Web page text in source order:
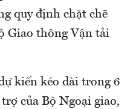
quy định chặt chẽ
Giao thông Vận tải
kiến kéo dài trong 6
của Bộ Ngoại giao,